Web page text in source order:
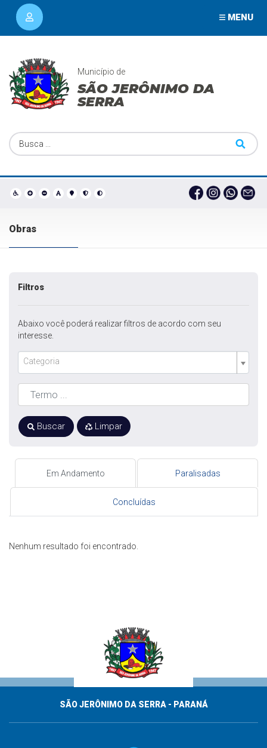
MENU
Município de
SÃO JERÔNIMO DA
SERRA
Obras
Em Andamento Paralisadas
Concluídas
Nenhum resultado foi encontrado.
Filtros
Abaixo você poderá realizar filtros de acordo com seu
interesse.
Categoria
Buscar Limpar
SÃO JERÔNIMO DA SERRA - PARANÁ